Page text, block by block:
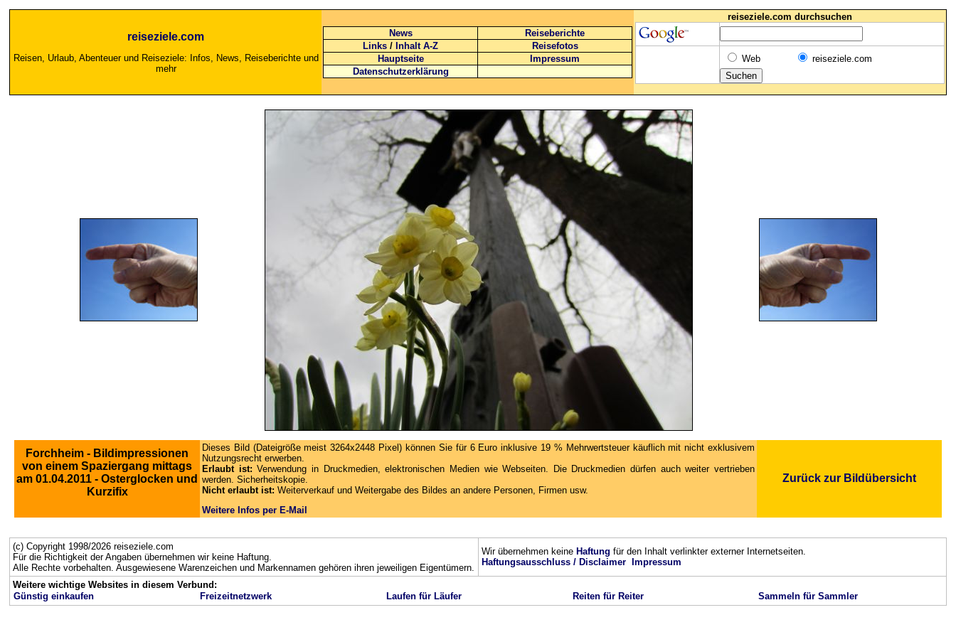
reiseziele.com
Reisen, Urlaub, Abenteuer und Reiseziele: Infos, News, Reiseberichte und
mehr
News
Reiseberichte
Links / Inhalt A-Z
Reisefotos
Hauptseite
Impressum
Datenschutzerklärung
reiseziele.com durchsuchen
Web reiseziele.com
Forchheim - Bildimpressionen
von einem Spaziergang mittags
am 01.04.2011 - Osterglocken und
Kurzifix
Dieses Bild (Dateigröße meist 3264x2448 Pixel) können Sie für 6 Euro inklusive 19 % Mehrwertsteuer käuflich mit nicht exklusivem
Nutzungsrecht erwerben.
Erlaubt ist:Verwendung in Druckmedien, elektronischen Medien wie Webseiten. Die Druckmedien dürfen auch weiter vertrieben
werden. Sicherheitskopie.
Nicht erlaubt ist: Weiterverkauf und Weitergabe des Bildes an andere Personen, Firmen usw.
Weitere Infos per E-Mail
Zurück zur Bildübersicht
(c) Copyright 1998/2026 reiseziele.com
Für die Richtigkeit der Angaben übernehmen wir keine Haftung.
Alle Rechte vorbehalten. Ausgewiesene Warenzeichen und Markennamen gehören ihren jeweiligen Eigentümern.
Wir übernehmen keine Haftung für den Inhalt verlinkter externer Internetseiten.
Haftungsausschluss / Disclaimer
Impressum
Weitere wichtige Websites in diesem Verbund:
Günstig einkaufen
Freizeitnetzwerk Laufen für Läufer Reiten für Reiter Sammeln für Sammler